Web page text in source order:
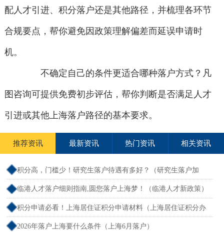
配人才引进、积分落户还是其他路径，并梳理各环节
合规要点，帮你避免因政策理解偏差而延误申请时
机。
不确定自己的条件更适合哪种落户方式？凡
图咨询可提供免费初步评估，帮你判断是否满足人才
引进或其他上海落户路径的基本要求。
推荐资讯 最新资讯 热门资讯 相关资讯
积分高，门槛少！研究生落户待遇有多好？（研究生落户加
分）
临港人才落户细则指南,圆您落户上海梦！（临港人才新政策）
积分申请必看！上海居住证积分申请材料（上海居住证积分办
理需要什么条件）
2026年落户上海要什么条件（上海6月落户）